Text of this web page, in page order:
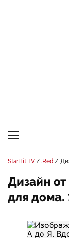
StarHit TV .Red
Дизайн
для дома.